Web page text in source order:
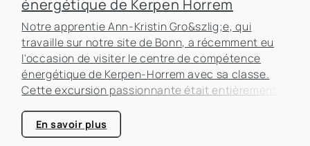
énergétique de Kerpen Horrem
Notre apprentie Ann-Kristin Gro&szlig;e, qui
travaille sur notre site de Bonn, a récemment eu
l'occasion de visiter le centre de compétence
énergétique de Kerpen-Horrem avec sa classe.
Cette excursion passionnante était entièrement
bâtiments, un sujet qui prend de plus en plus
d'importance dans le secteur immobilier.
En savoir plus